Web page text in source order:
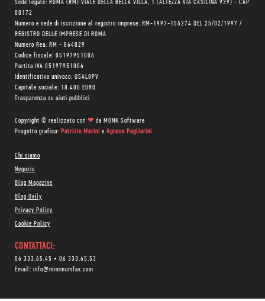
Sede legale: ROMA (RM) VIALE DELLA BELLA VILLA, 1 (ALTEZZA VIA CASILINA 939) - CAP
00172
Numero e sede di iscrizione al registro imprese: RM-1997-155274 DEL 25/02/1997 /
REGISTRO DELLE IMPRESE DI ROMA
Numero Rea: RM - 864029
Codice fiscale: 05197951006
Partita IVA 05197951006
Identificativo univoco: USAL8PV
Capitale sociale: 10.400 EURO
Trasparenza su aiuti pubblici
Copyright © realizzato con ❤ da MONK Software
Progetto grafico: Patrizio Marini e Agnese Pagliarini
Chi siamo
Negozio
Blog Magazine
Blog Daily
Privacy Policy
Cookie Policy
CONTATTACI:
06 333.65.45 • 06 333.65.53
Email: info@minimumfax.com